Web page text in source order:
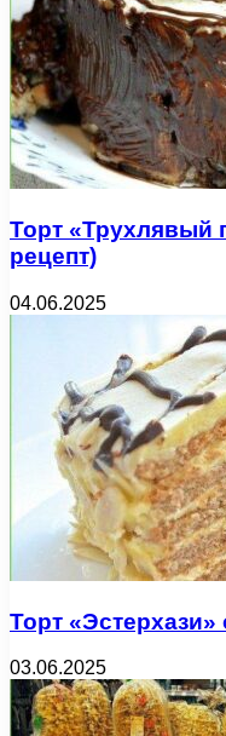
Торт «Трухлявый
рецепт)
04.06.2025
Торт
03.06.2025